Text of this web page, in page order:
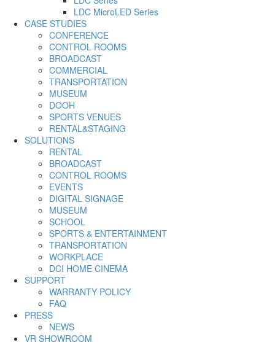
LDC MicroLED Series
CASE STUDIES
CONFERENCE
CONTROL ROOMS
BROADCAST
COMMERCIAL
TRANSPORTATION
MUSEUM
DOOH
SPORTS VENUES
RENTAL&STAGING
SOLUTIONS
RENTAL
BROADCAST
CONTROL ROOMS
EVENTS
DIGITAL SIGNAGE
MUSEUM
SCHOOL
SPORTS & ENTERTAINMENT
TRANSPORTATION
WORKPLACE
DCI HOME CINEMA
SUPPORT
WARRANTY POLICY
FAQ
PRESS
NEWS
VR SHOWROOM